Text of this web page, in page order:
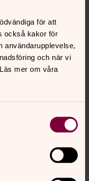
för att
också kakor för
och när vi
mer om våra
gravsten över
inmurad. Den har
långhusets golv
åt ätterna